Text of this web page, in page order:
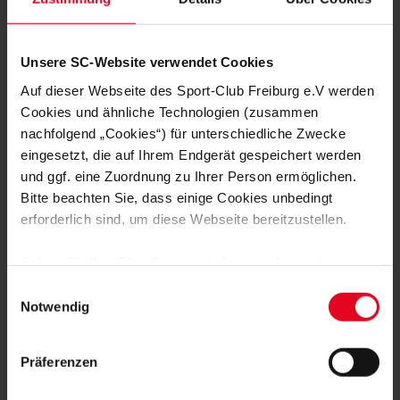
Unsere SC-Website verwendet Cookies
Auf dieser Webseite des Sport-Club Freiburg e.V werden
Cookies und ähnliche Technologien (zusammen
nachfolgend „Cookies“) für unterschiedliche Zwecke
eingesetzt, die auf Ihrem Endgerät gespeichert werden
und ggf. eine Zuordnung zu Ihrer Person ermöglichen.
Bitte beachten Sie, dass einige Cookies unbedingt
erforderlich sind, um diese Webseite bereitzustellen.
Daten von Ihnen (z.B. persönlichen Identifikatoren oder
IP-Adressen) verarbeitet werden. Durch Klicken auf den
Speicherung aller aufgeführten Cookies und der
Notwendig
Präferenzen
FAN WERDEN:
MITGLIED WERDEN